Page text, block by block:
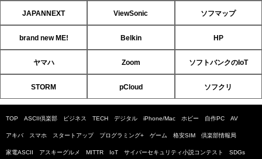
JAPANNEXT ViewSonic ソフマップ
brand new ME! Belkin HP
ヤマハ Zoom ソフトバンクのIoT
STORM pCloud ソフクリ
TOP ASCII倶楽部 ビジネス TECH デジタル iPhone/Mac ホビー 自作PC AV
アキバ スマホ スタートアップ プログラミング+ ゲーム 格安SIM 倶楽部情報局
家電ASCII アスキーグルメ MITTR IoT サイバーセキュリティ小説コンテスト SDGs